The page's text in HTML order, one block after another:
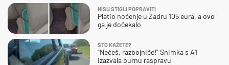
NISU STIGLI POPRAVITI
Platio noćenje u Zadru 105 eura, a ovo
ga je dočekalo
ŠTO KAŽETE?
"Nećeš, razbojniče!" Snimka s A1
izazvala burnu raspravu